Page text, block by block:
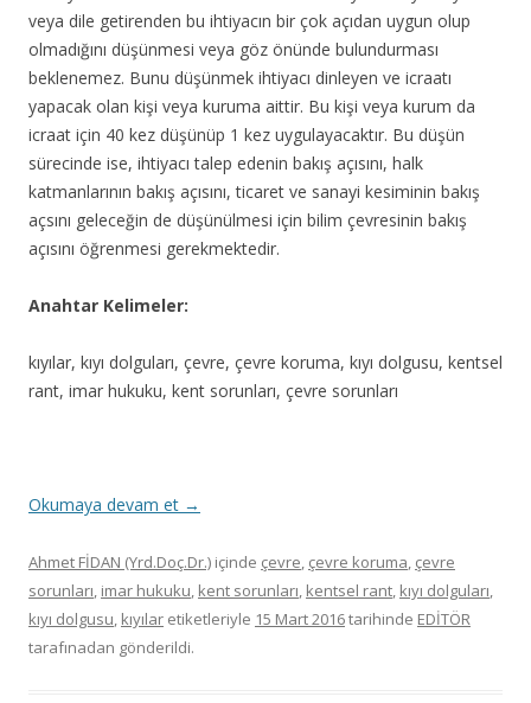
veya dile getirenden bu ihtiyacın bir çok açıdan uygun olup
olmadığını düşünmesi veya göz önünde bulundurması
beklenemez. Bunu düşünmek ihtiyacı dinleyen ve icraatı
yapacak olan kişi veya kuruma aittir. Bu kişi veya kurum da
icraat için 40 kez düşünüp 1 kez uygulayacaktır. Bu düşün
sürecinde ise, ihtiyacı talep edenin bakış açısını, halk
katmanlarının bakış açısını, ticaret ve sanayi kesiminin bakış
açsını geleceğin de düşünülmesi için bilim çevresinin bakış
açısını öğrenmesi gerekmektedir.
Anahtar Kelimeler:
kıyılar, kıyı dolguları, çevre, çevre koruma, kıyı dolgusu, kentsel
rant, imar hukuku, kent sorunları, çevre sorunları
Okumaya devam et →
Ahmet FİDAN (Yrd.Doç.Dr.) içinde çevre, çevre koruma, çevre
sorunları, imar hukuku, kent sorunları, kentsel rant, kıyı dolguları,
kıyı dolgusu, kıyılar etiketleriyle 15 Mart 2016tarihinde EDİTÖR
tarafınadan gönderildi.